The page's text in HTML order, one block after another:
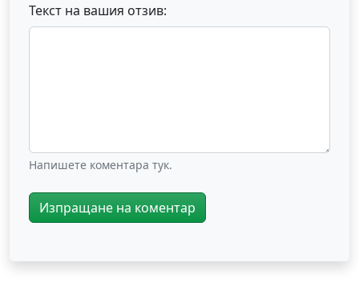
Текст на вашия отзив:
Напишете коментара тук.
Изпращане на коментар